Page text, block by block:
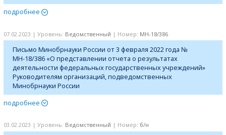
подробнее
07.02.2023 | Уровень: Ведомственный | Номер: МН-18/386
Письмо Минобрнауки России от 3 февраля 2022 года №
МН-18/386 «О представлении отчета о результатах
деятельности федеральных государственных учреждений»
Руководителям организаций, подведомственных
Минобрнауки России
подробнее
03.02.2023 | Уровень: Ведомственный | Номер: б/н